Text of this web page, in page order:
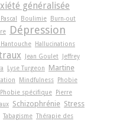
généralisée
Boulimie
Burn-out
Dépression
Hantouche
Hallucinations
Jean Goulet
Jeffrey
Lyse Turgeon
Martine
Mindfulness
Phobie
Phobie spécifique
Pierre
Schizophrénie Stress
Tabagisme Thérapie des